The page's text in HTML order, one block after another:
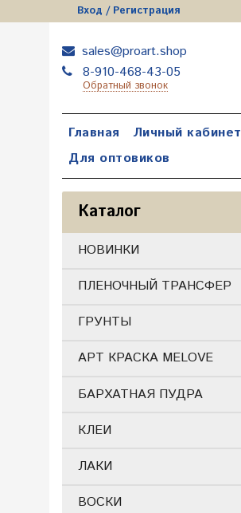
Вход / Регистрация
sales@proart.shop
8-910-468-43-05
Обратный звонок
Главная Личный кабинет
Для оптовиков
Каталог
НОВИНКИ
ПЛЕНОЧНЫЙ ТРАНСФЕР
ГРУНТЫ
АРТ КРАСКА MELOVE
БАРХАТНАЯ ПУДРА
КЛЕИ
ЛАКИ
ВОСКИ